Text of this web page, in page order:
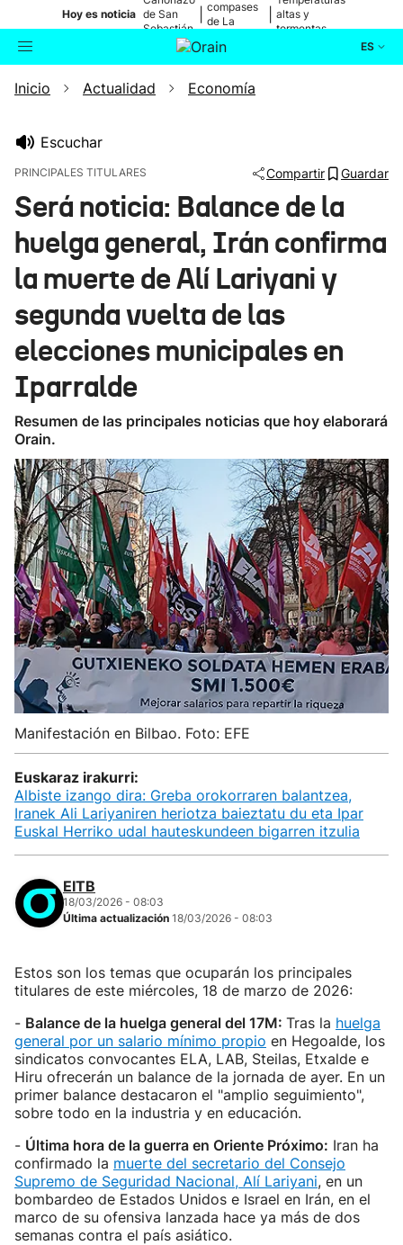
Hoy es noticia de San
Sebastián
compases
de La
altas y
tormentas
ES
Buscador Actualidad
Ikusmiran
Eguraldia
Inicio Actualidad Economía
Escuchar
PRINCIPALES TITULARES Compartir Guardar
Será noticia: Balance de la
huelga general, Irán confirma
la muerte de Alí Lariyani y
segunda vuelta de las
elecciones municipales en
Iparralde
Resumen de las principales noticias que hoy elaborará
Orain.
Manifestación en Bilbao. Foto: EFE
Euskaraz irakurri:
Albiste izango dira: Greba orokorraren balantzea,
Iranek Ali Lariyaniren heriotza baieztatu du eta Ipar
Euskal Herriko udal hauteskundeen bigarren itzulia
EITB
18/03/2026 - 08:03
Última actualización 18/03/2026 - 08:03
Estos son los temas que ocuparán los principales
titulares de este miércoles, 18 de marzo de 2026:
- Balance de la huelga general del 17M: Tras la huelga
general por un salario mínimo propio en Hegoalde, los
sindicatos convocantes ELA, LAB, Steilas, Etxalde e
Hiru ofrecerán un balance de la jornada de ayer. En un
primer balance destacaron el "amplio seguimiento",
sobre todo en la industria y en educación.
- Última hora de la guerra en Oriente Próximo: Iran ha
confirmado la muerte del secretario del Consejo
Supremo de Seguridad Nacional, Alí Lariyani, en un
bombardeo de Estados Unidos e Israel en Irán, en el
marco de su ofensiva lanzada hace ya más de dos
semanas contra el país asiático.